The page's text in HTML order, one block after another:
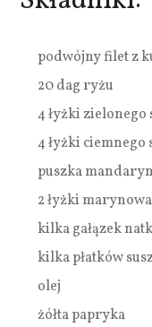
podwójny filet z
20 dag ryżu
4 łyżki zielonego
4 łyżki ciemnego
puszka
2 łyżki
kilka gałązek
kilka płatków
olej
żółta papryka